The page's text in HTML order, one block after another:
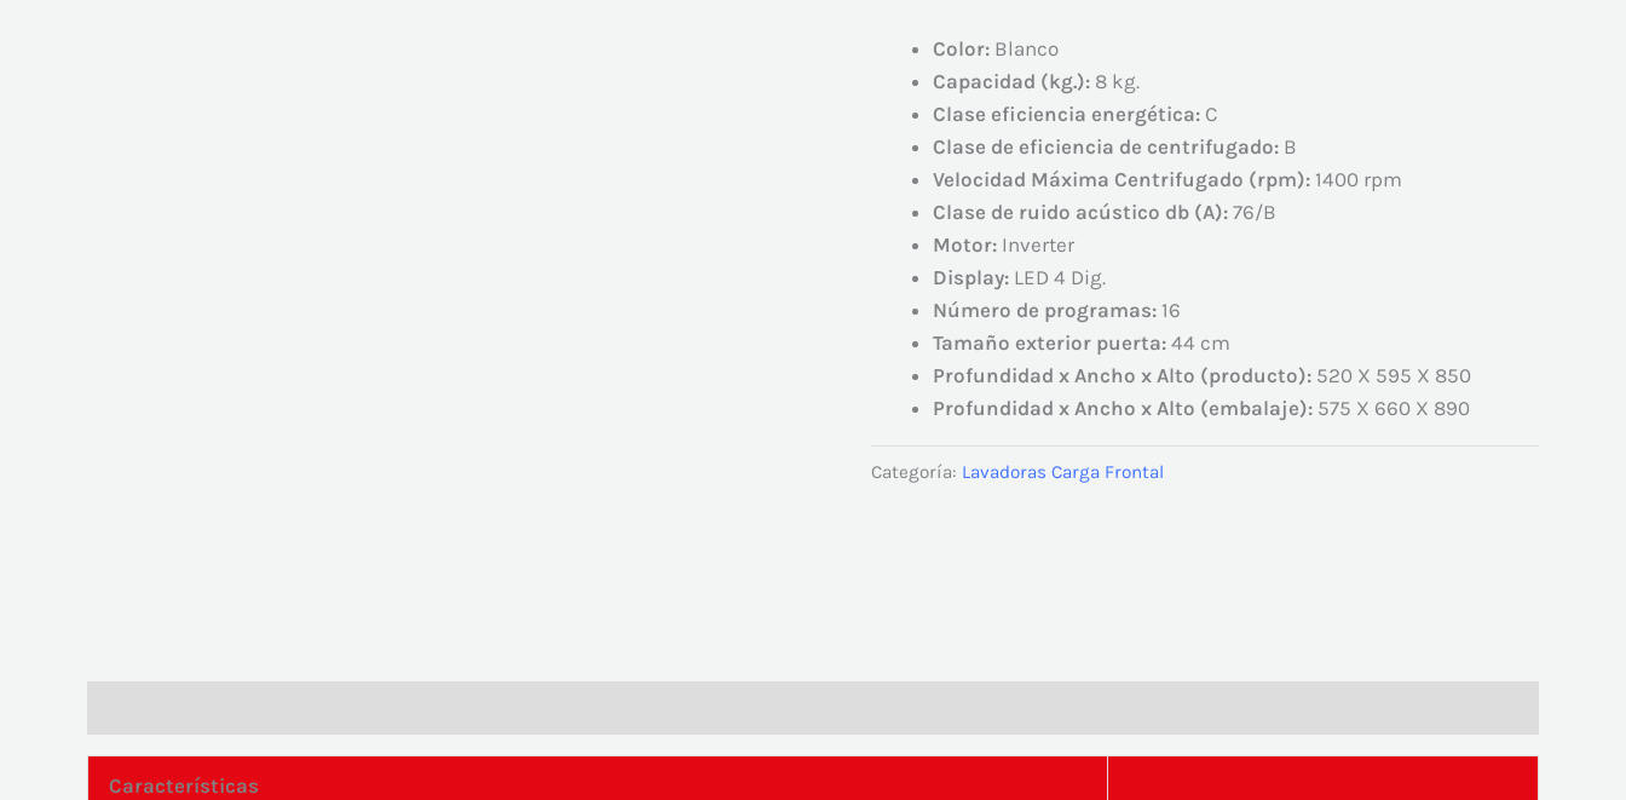
Color: Blanco
Capacidad (kg.): 8 kg.
Clase eficiencia energética: C
Clase de eficiencia de centrifugado: B
Velocidad Máxima Centrifugado (rpm): 1400 rpm
Clase de ruido acústico db (A): 76/B
Motor: Inverter
Display: LED 4 Dig.
Número de programas: 16
Tamaño exterior puerta: 44 cm
Profundidad x Ancho x Alto (producto): 520 X 595 X 850
Profundidad x Ancho x Alto (embalaje): 575 X 660 X 890
Categoría: Lavadoras Carga Frontal
Características